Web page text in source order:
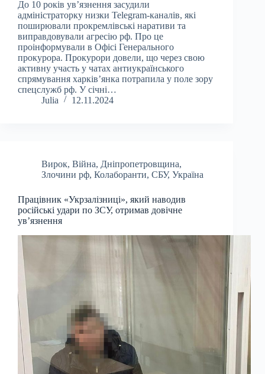
До 10 років ув’язнення засудили
адміністраторку низки Telegram-каналів, які
поширювали прокремлівські наративи та
виправдовували агресію рф. Про це
проінформували в Офісі Генерального
прокурора. Прокурори довели, що через свою
активну участь у чатах антиукраїнського
спрямування харків’янка потрапила у поле зору
спецслужб рф. У січні…
Julia
12.11.2024
Вирок, Війна, Дніпропетровщина,
Злочини рф, Колаборанти, СБУ, Україна
Працівник «Укрзалізниці», який наводив
російські удари по ЗСУ, отримав довічне
ув’язнення